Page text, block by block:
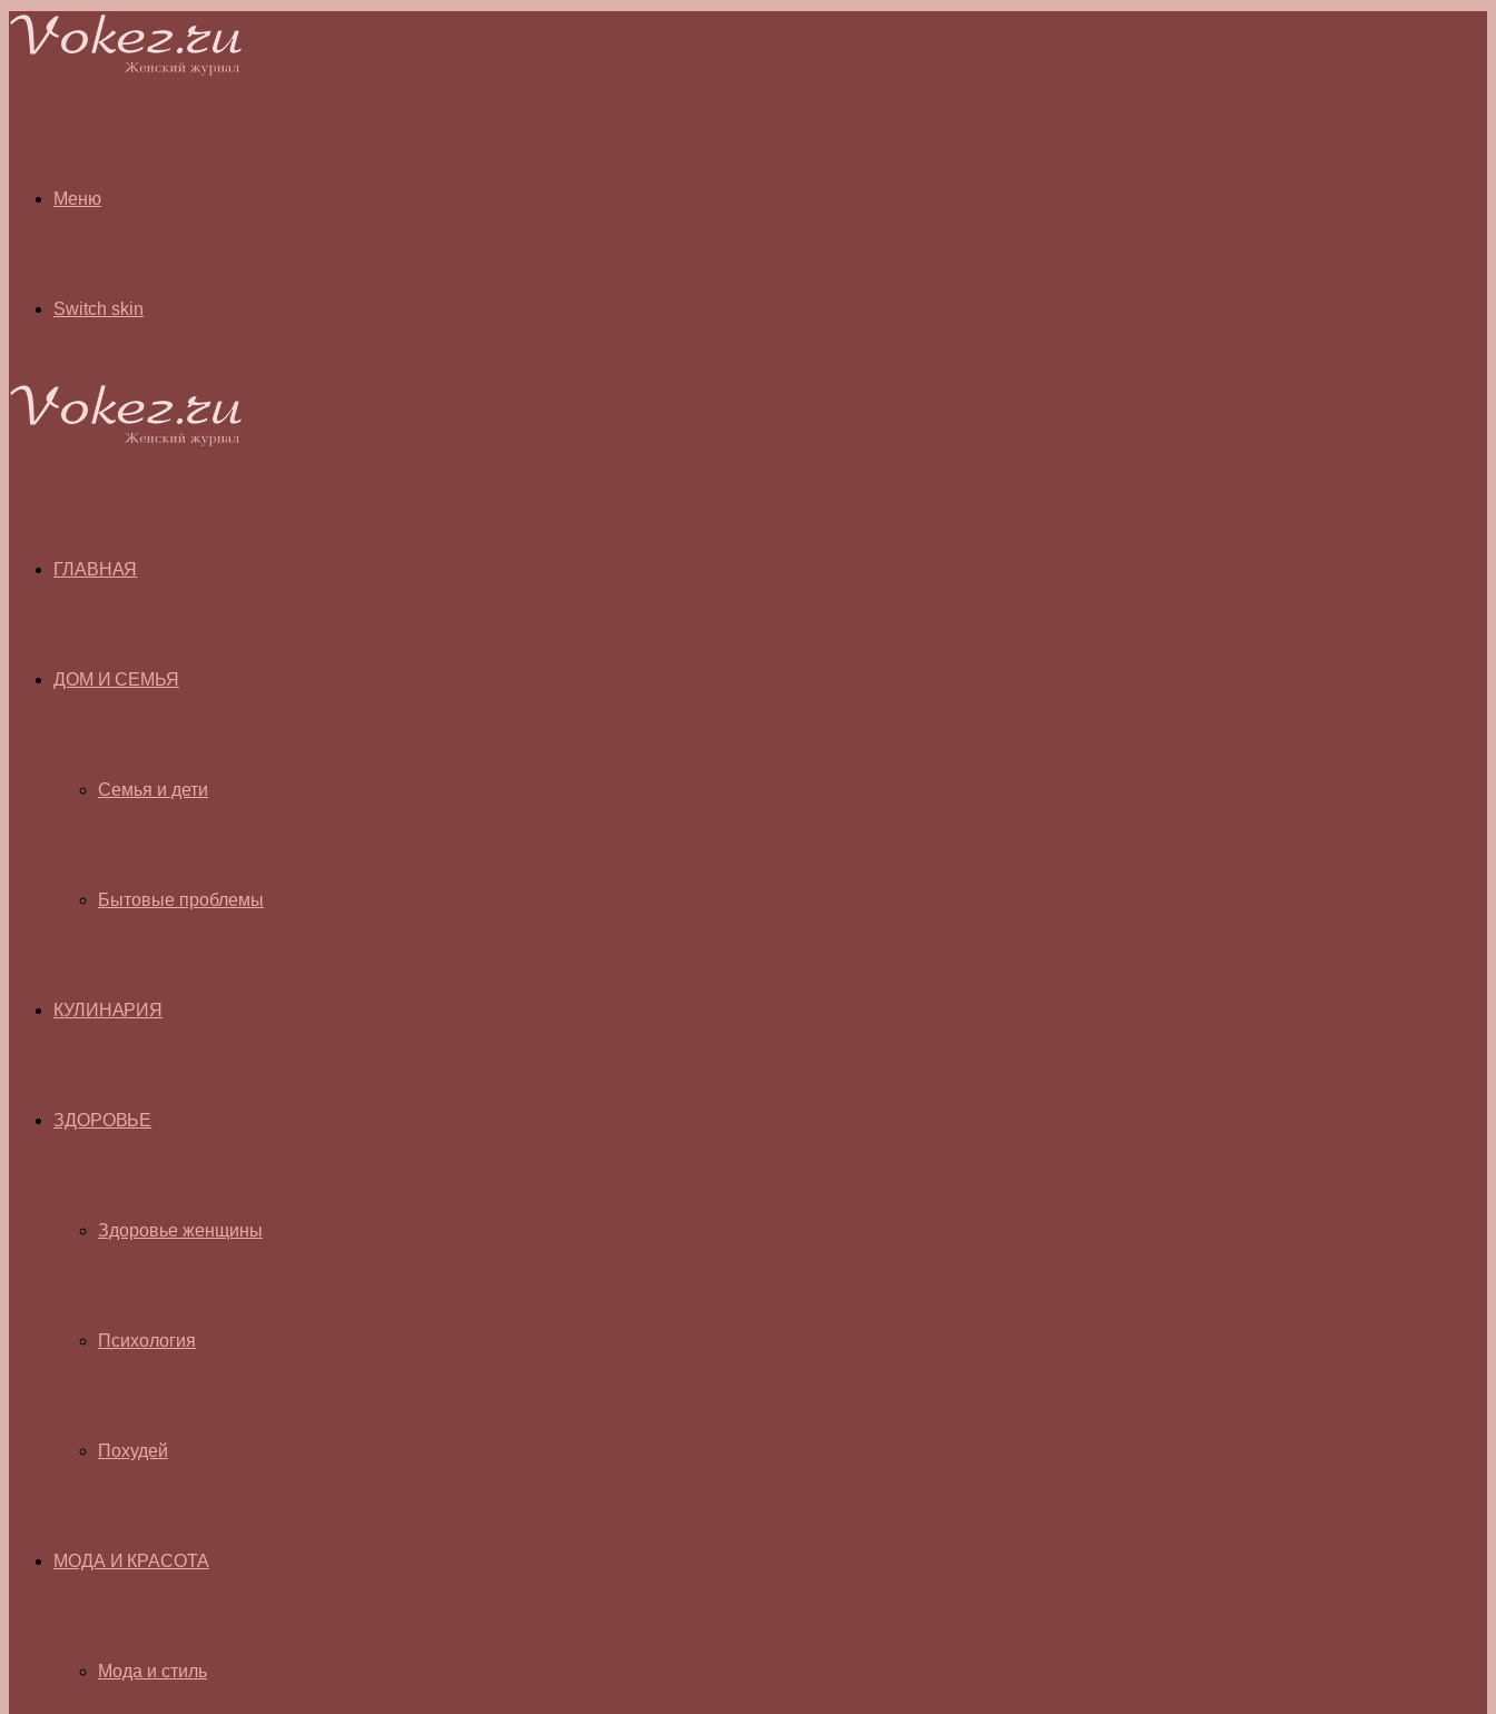
Меню
Switch skin
ГЛАВНАЯ
ДОМ И СЕМЬЯ
Семья и дети
Бытовые проблемы
КУЛИНАРИЯ
ЗДОРОВЬЕ
Здоровье женщины
Психология
Похудей
МОДА И КРАСОТА
Мода и стиль